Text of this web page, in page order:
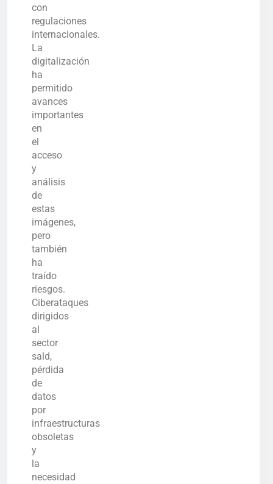
con
regulaciones
internacionales.
La
digitalización
ha
permitido
avances
importantes
en
el
acceso
y
análisis
de
estas
imágenes,
pero
también
ha
traído
riesgos.
Ciberataques
dirigidos
al
sector
sald,
pérdida
de
datos
por
infraestructuras
obsoletas
y
la
necesidad